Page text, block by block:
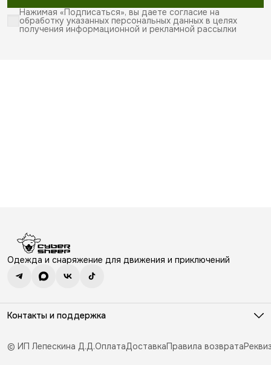
Нажимая «Подписаться», вы даете согласие на
обработку указанных персональных данных в целях
получения информационной и рекламной рассылки
Одежда и снаряжение для движения и приключений
Контакты и поддержка
Эл. почта
e.sales@cybersheep.ru
© ИП Лепескина Д.Д.ОплатаДоставкаПравила возврата